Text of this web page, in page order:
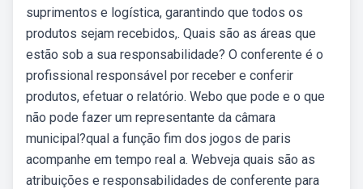
suprimentos e logística, garantindo que todos os
produtos sejam recebidos,. Quais são as áreas que
estão sob a sua responsabilidade? O conferente é o
profissional responsável por receber e conferir
produtos, efetuar o relatório. Webo que pode e o que
não pode fazer um representante da câmara
municipal?qual a função fim dos jogos de paris
acompanhe em tempo real a. Webveja quais são as
atribuições e responsabilidades de conferente para